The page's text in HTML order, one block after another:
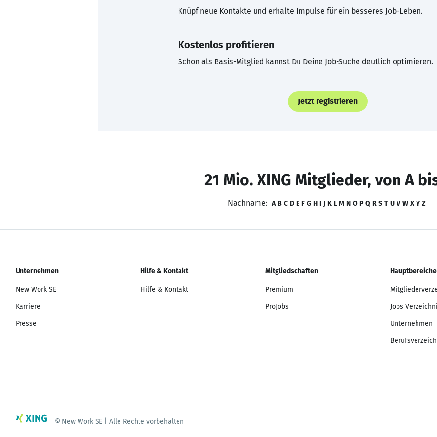
Knüpf neue Kontakte und erhalte Impulse für ein besseres Job-Leben.
Kostenlos profitieren
Schon als Basis-Mitglied kannst Du Deine Job-Suche deutlich optimieren.
Jetzt registrieren
21 Mio. XING Mitglieder, von A
Nachname: A B C D E F G H I J K L M N O P Q R S T U V W X Y Z
Unternehmen
New Work SE
Karriere
Presse
Hilfe & Kontakt
Hilfe & Kontakt
Mitgliedschaften
Premium
ProJobs
Hauptbereiche
Jobs
Unternehmen
© New Work SE | Alle Rechte vorbehalten